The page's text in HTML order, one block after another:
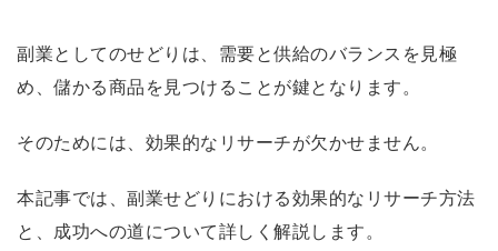
副業としてのせどりは、需要と供給のバランスを見極
め、儲かる商品を見つけることが鍵となります。
そのためには、効果的なリサーチが欠かせません。
本記事では、副業せどりにおける効果的なリサーチ方法
と、成功への道について詳しく解説します。